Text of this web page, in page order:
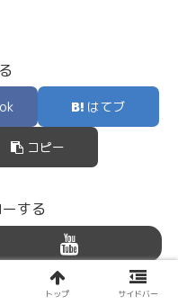
はてブ
コピー
する
トップ サイドバー